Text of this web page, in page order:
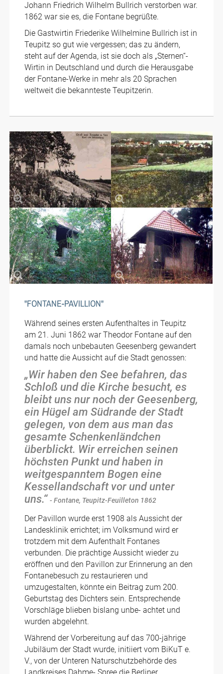
Johann Friedrich Wilhelm Bullrich verstorben war.
1862 war sie es, die Fontane begrüßte.
Die Gastwirtin Friederike Wilhelmine Bullrich ist in
Teupitz so gut wie vergessen; das zu ändern,
steht auf der Agenda, ist sie doch als „Sternen“-
Wirtin in Deutschland und durch die Herausgabe
der Fontane-Werke in mehr als 20 Sprachen
weltweit die bekannteste Teupitzerin.
Postkarte um 1928
Blick vom Fontane-
Pavillon auf die Stadt um
1928
im Besitz der Asklepios-
Klinik und der Blick auf
"FONTANE-PAVILLION"
Während seines ersten Aufenthaltes in Teupitz
am 21. Juni 1862 war Theodor Fontane auf den
damals noch unbebauten Geesenberg gewandert
und hatte die Aussicht auf die Stadt genossen:
„Wir haben den See befahren, das
Schloß und die Kirche besucht, es
bleibt uns nur noch der Geesenberg,
ein Hügel am Südrande der Stadt
gelegen, von dem aus man das
gesamte Schenkenländchen
überblickt. Wir erreichen seinen
höchsten Punkt und haben in
weitgespanntem Bogen eine
Kessellandschaft vor und unter
uns.“- Fontane, Teupitz-Feuilleton 1862
Der Pavillon wurde erst 1908 als Aussicht der
Landesklinik errichtet; im Volksmund wird er
trotzdem mit dem Aufenthalt Fontanes
verbunden. Die prächtige Aussicht wieder zu
eröffnen und den Pavillon zur Erinnerung an den
Fontanebesuch zu restaurieren und
umzugestalten, könnte ein Beitrag zum 200.
Geburtstag des Dichters sein. Entsprechende
Vorschläge blieben bislang unbe- achtet und
wurden abgelehnt.
Während der Vorbereitung auf das 700-jährige
Jubiläum der Stadt wurde, initiiert vom BiKuT e.
V., von der Unteren Naturschutzbehörde des